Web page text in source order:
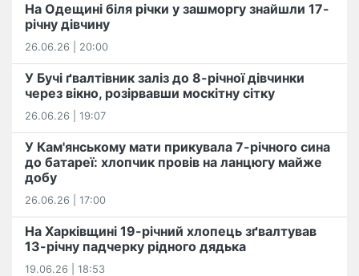
На Одещині біля річки у зашморгу знайшли 17-
річну дівчину
26.06.26 | 20:00
У Бучі ґвалтівник заліз до 8-річної дівчинки
через вікно, розірвавши москітну сітку
26.06.26 | 19:07
У Кам'янському мати прикувала 7-річного сина
до батареї: хлопчик провів на ланцюгу майже
добу
26.06.26 | 17:00
На Харківщині 19-річний хлопець​ ️зґвалтував
13-річну падчерку рідного дядька
19.06.26 | 18:53